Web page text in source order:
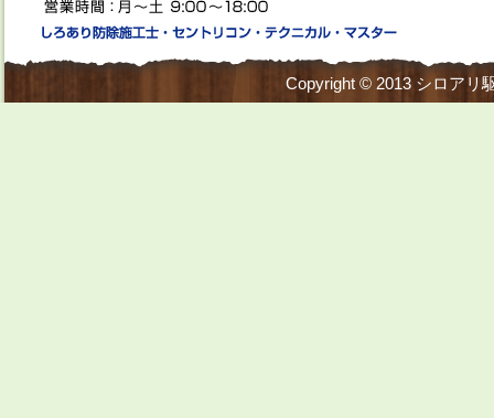
Copyright © 2013 シロアリ